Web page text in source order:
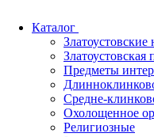
Каталог
Златоустовские
Златоустовская
Предметы
Средне-
Охолощенное
Религиозные